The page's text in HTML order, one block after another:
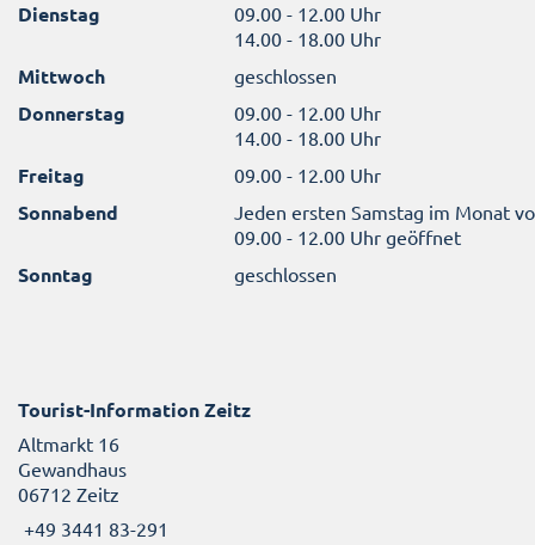
Dienstag
09.00 - 12.00 Uhr
14.00 - 18.00 Uhr
Mittwoch geschlossen
Donnerstag
09.00 - 12.00 Uhr
14.00 - 18.00 Uhr
Freitag 09.00 - 12.00 Uhr
Sonnabend
Jeden ersten Samstag im Monat
09.00 - 12.00 Uhr geöffnet
Sonntag geschlossen
Tourist-Information Zeitz
Altmarkt 16
Gewandhaus
06712 Zeitz
+49 3441 83-291